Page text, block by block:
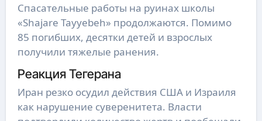
Спасательные работы на руинах школы
«Shajare Tayyebeh» продолжаются. Помимо
85 погибших, десятки детей и взрослых
получили тяжелые ранения.
Реакция Тегерана
Иран резко осудил действия США и Израиля
как нарушение суверенитета. Власти